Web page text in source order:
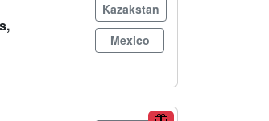
Kazakstan
Mexico